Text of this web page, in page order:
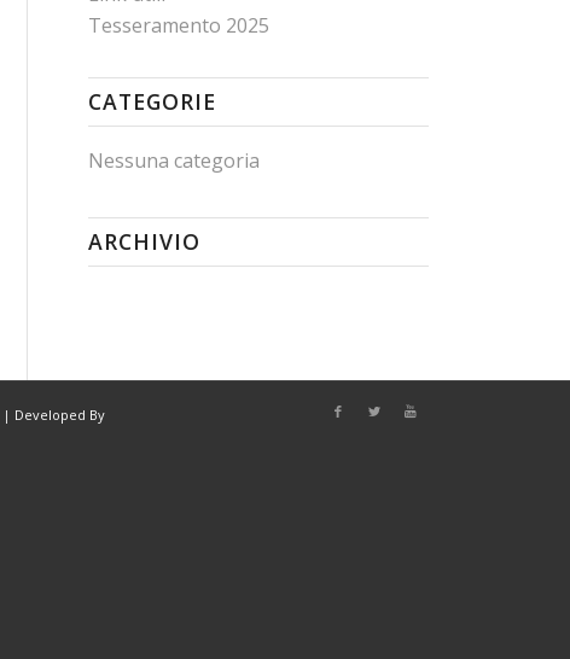
Tesseramento 2025
CATEGORIE
Nessuna categoria
ARCHIVIO
| Developed By